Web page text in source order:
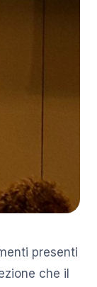
presenti
che il